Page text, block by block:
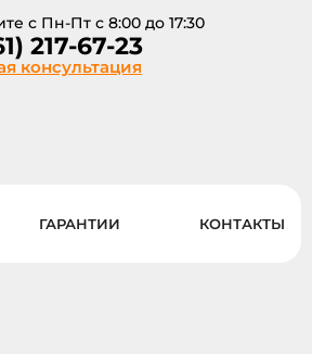
с Пн-Пт с 8:00 до 17:30
217-67-23
консультация
ГАРАНТИИ КОНТАКТЫ